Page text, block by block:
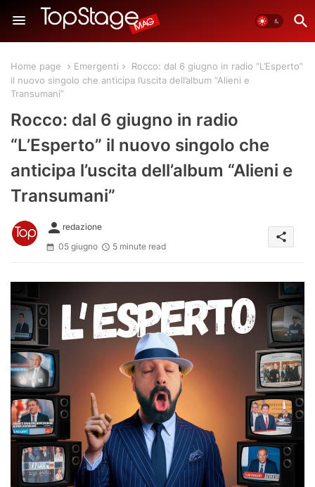
Home page Emergenti
Rocco: dal 6 giugno in radio “L’Esperto”
il nuovo singolo che anticipa l’uscita dell’album “Alieni e
Transumani”
Rocco: dal 6 giugno in radio
“L’Esperto” il nuovo singolo che
anticipa l’uscita dell’album “Alieni e
Transumani”
person redazione
05 giugno
5 minute read
share